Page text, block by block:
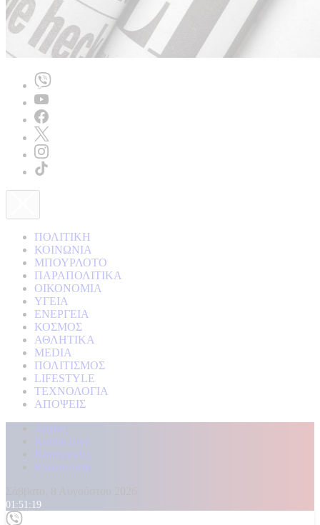
ΠΟΛΙΤΙΚΗ
ΚΟΙΝΩΝΙΑ
ΜΠΟΥΡΛΟΤΟ
ΠΑΡΑΠΟΛΙΤΙΚΑ
ΟΙΚΟΝΟΜΙΑ
ΥΓΕΙΑ
ΕΝΕΡΓΕΙΑ
ΚΟΣΜΟΣ
ΑΘΛΗΤΙΚΑ
MEDIA
ΠΟΛΙΤΙΣΜΟΣ
LIFESTYLE
ΤΕΧΝΟΛΟΓΙΑ
ΑΠΟΨΕΙΣ
Αρχική
Kontra Live
Καταγγελίες
Επικοινωνία
01:51:21